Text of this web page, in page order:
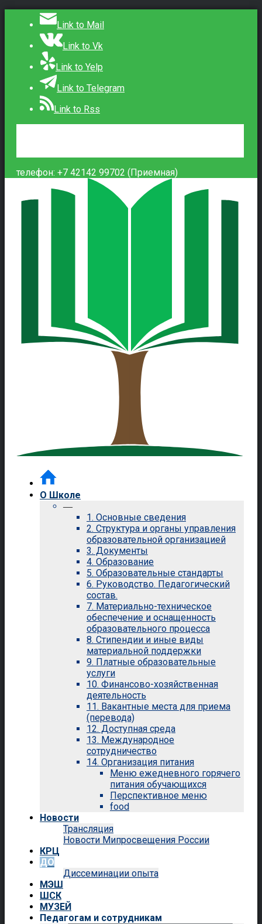
Link to Mail
Link to Vk
Link to Yelp
Link to Telegram
Link to Rss
телефон: +7 42142 99702 (Приемная)
О Школе
—
1. Основные сведения
2. Структура и органы управления
образовательной организацией
3. Документы
4. Образование
5. Образовательные стандарты
6. Руководство. Педагогический
состав.
7. Материально-техническое
обеспечение и оснащенность
образовательного процесса
8. Стипендии и иные виды
материальной поддержки
9. Платные образовательные
услуги
10. Финансово-хозяйственная
деятельность
11. Вакантные места для приема
(перевода)
12. Доступная среда
13. Международное
сотрудничество
14. Организация питания
Меню ежедневного горячего
питания обучающихся
Перспективное меню
food
Новости
Трансляция
Новости Мипросвещения России
КРЦ
ДО
Диссеминации опыта
МЭШ
ШСК
МУЗЕЙ
Педагогам и сотрудникам